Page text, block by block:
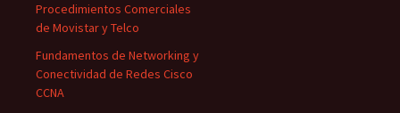
Procedimientos Comerciales
de Movistar y Telco
Fundamentos de Networking y
Conectividad de Redes Cisco
CCNA